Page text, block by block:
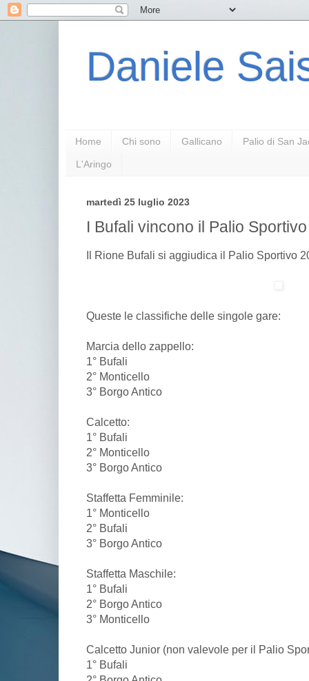
Daniele
Home Chi sono Gallicano Palio di San
L'Aringo
martedì 25 luglio 2023
I Bufali vincono il Palio
Il Rione Bufali si aggiudica il Palio Sportivo
Queste le classifiche delle singole gare:
Marcia dello zappello:
1° Bufali
2° Monticello
3° Borgo Antico
Calcetto:
1° Bufali
2° Monticello
3° Borgo Antico
Staffetta Femminile:
1° Monticello
2° Bufali
3° Borgo Antico
Staffetta Maschile:
1° Bufali
2° Borgo Antico
3° Monticello
Calcetto Junior (non valevole per il Palio
1° Bufali